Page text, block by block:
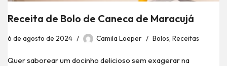
Receita de Bolo de Caneca de Maracujá
6 de agosto de 2024 Camila Loeper Bolos, Receitas
Quer saborear um docinho delicioso sem exagerar na